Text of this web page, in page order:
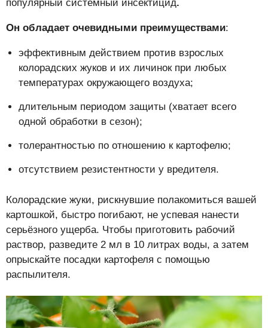
популярный системный инсектицид.
Он обладает очевидными преимуществами:
эффективным действием против взрослых
колорадских жуков и их личинок при любых
температурах окружающего воздуха;
длительным периодом защиты (хватает всего
одной обработки в сезон);
толерантностью по отношению к картофелю;
отсутствием резистентности у вредителя.
Колорадские жуки, рискнувшие полакомиться вашей
картошкой, быстро погибают, не успевая нанести
серьёзного ущерба. Чтобы приготовить рабочий
раствор, разведите 2 мл в 10 литрах воды, а затем
опрыскайте посадки картофеля с помощью
распылителя.